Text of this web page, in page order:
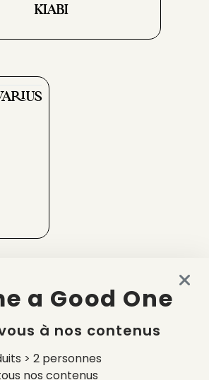
KIABI
a Good One
à nos contenus
> 2 personnes
nos contenus